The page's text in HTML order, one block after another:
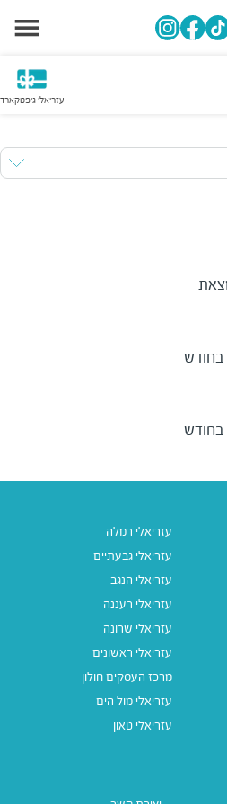
עזריאלי גיפטקארד
עזריאלי רמלה
עזריאלי גבעתיים
עזריאלי הנגב
עזריאלי רעננה
עזריאלי שרונה
עזריאלי ראשונים
מרכז העסקים חולון
עזריאלי מול הים
עזריאלי טאון